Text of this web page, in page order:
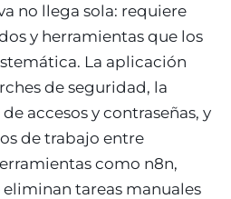
no llega sola: requiere
y herramientas que los
La aplicación
de seguridad, la
accesos y contraseñas, y
de trabajo entre
como n8n,
tareas manuales